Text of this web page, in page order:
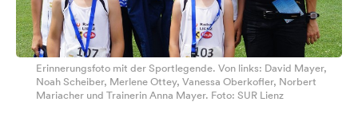
Erinnerungsfoto mit der Sportlegende. Von links: David Mayer,
Noah Scheiber, Merlene Ottey, Vanessa Oberkofler, Norbert
Mariacher und Trainerin Anna Mayer. Foto: SUR Lienz